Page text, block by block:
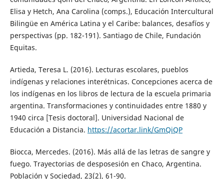
Elisa y Hetch, Ana Carolina (comps.), Educación Intercultural
Bilingüe en América Latina y el Caribe: balances, desafíos y
perspectivas (pp. 182-191). Santiago de Chile, Fundación
Equitas.
Artieda, Teresa L. (2016). Lecturas escolares, pueblos
indígenas y relaciones interétnicas. Concepciones acerca de
los indígenas en los libros de lectura de la escuela primaria
argentina. Transformaciones y continuidades entre 1880 y
1940 circa [Tesis doctoral]. Universidad Nacional de
Educación a Distancia. https://acortar.link/GmQiQP
Biocca, Mercedes. (2016). Más allá de las letras de sangre y
fuego. Trayectorias de desposesión en Chaco, Argentina.
Población y Sociedad, 23(2), 61-90.